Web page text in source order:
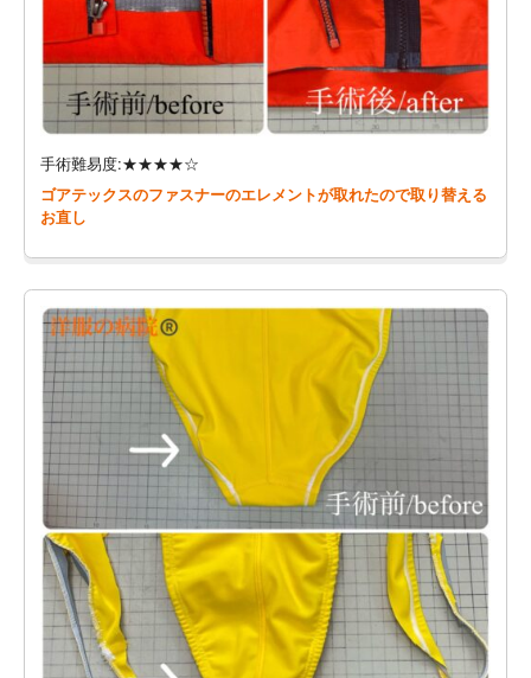
手術難易度:★★★★☆
ゴアテックスのファスナーのエレメントが取れたので取り替える
お直し